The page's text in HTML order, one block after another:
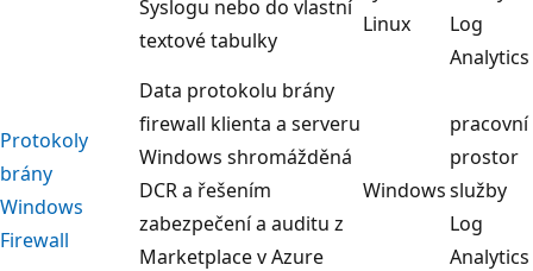
Syslogu nebo do vlastní
textové tabulky
Linux
Log
Analytics
Protokoly
brány
Windows
Firewall
Data protokolu brány
firewall klienta a serveru
Windows shromážděná
DCR a řešením
zabezpečení a auditu z
Marketplace v Azure
Windows
pracovní
prostor
služby
Log
Analytics